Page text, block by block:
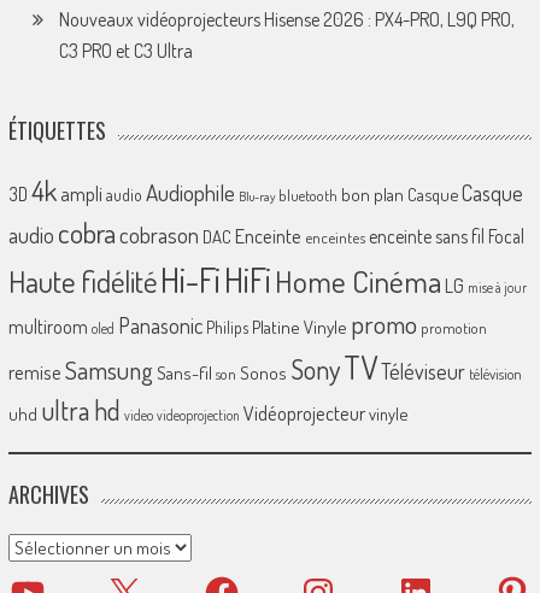
Nouveaux vidéoprojecteurs Hisense 2026 : PX4-PRO, L9Q PRO,
C3 PRO et C3 Ultra
ÉTIQUETTES
3D 4k ampliaudio Audiophile Blu-ray bluetooth bon plan CasqueCasque
audio cobracobrason DAC Enceinte enceintes enceinte sans fil Focal
Haute fidélitéHi-FiHiFiHome Cinéma LG mise à jour
multiroom oled Panasonic Philips Platine Vinyle promo promotion
remiseSamsungSans-fil son Sonos SonyTVTéléviseur télévision
uhd ultra hd video videoprojection Vidéoprojecteurvinyle
ARCHIVES
Archives